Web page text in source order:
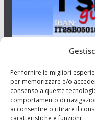
Per fornire le migliori
per memorizzare e/o
consenso a queste
comportamento di
acconsentire o ritirare il
caratteristiche e funzioni.
Aut. del tribunale di
Resp. Riccardo Orioles.